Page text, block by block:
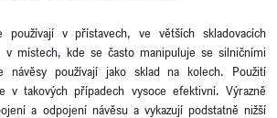
používají v přístavech, ve větších skladovacích
v místech, kde se často manipuluje se silničními
používají jako sklad na kolech. Použití
v takových případech vysoce efektivní. Výrazně
a odpojení návěsu a vykazují podstatně nižší